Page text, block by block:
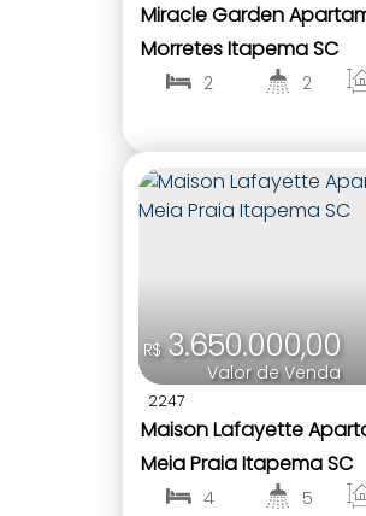
Miracle Garden
Morretes Itapema SC
2 2
2247
R$3.650.000,00
Valor de Venda
Maison Lafayette
Meia Praia Itapema SC
4 5